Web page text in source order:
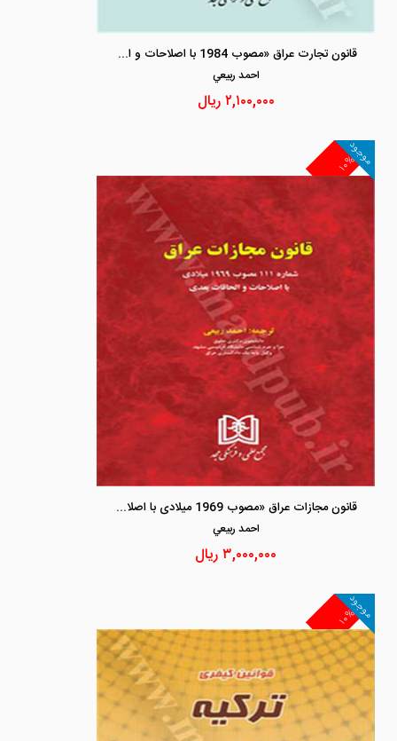
قانون تجارت عراق «مصوب 1984 با اصلاحات و الحاقات بعدی»
احمد ربيعي
۲,۱۰۰,۰۰۰ریال
۱۰%
موجود
قانون مجازات عراق «مصوب 1969 میلادی با اصلاحات بعدی»
احمد ربيعي
۳,۰۰۰,۰۰۰ریال
۱۰%
موجود